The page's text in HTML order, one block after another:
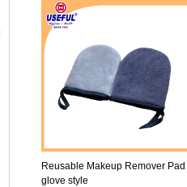
Reusable Makeup Remover Pad
glove style